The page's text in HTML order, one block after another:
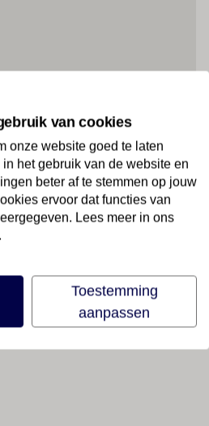
van cookies
onze website goed te laten
het gebruik van de website en
beter af te stemmen op jouw
ervoor dat functies van
Lees meer in ons
Toestemming
aanpassen